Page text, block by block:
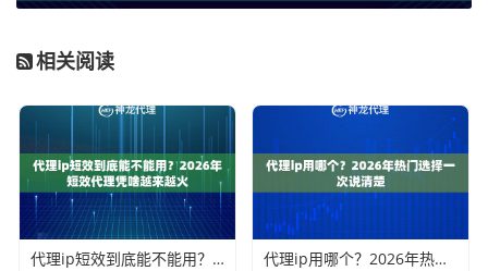
相关阅读
代理ip短效到底能不能用？2026年短效代理凭啥越来越火 代理ip用哪个？2026年热门选择一次说清楚